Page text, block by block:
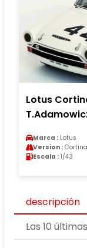
Lotus
Marca : Lotus
Version : Cortina
Escala : 1/43
descripción
Las 10